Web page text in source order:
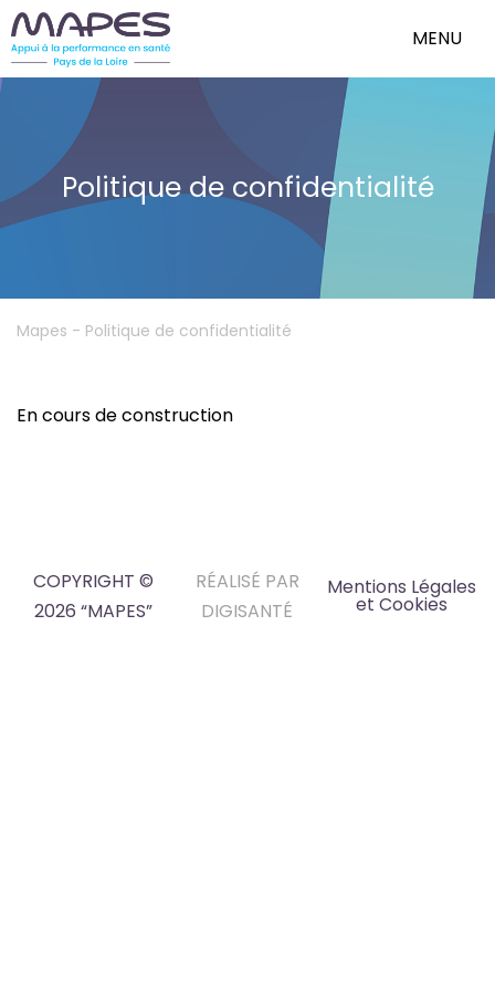
MENU
Politique de confidentialité
Mapes - Politique de confidentialité
En cours de construction
COPYRIGHT ©
2026 “MAPES”
RÉALISÉ PAR
DIGISANTÉ
Mentions Légales
et Cookies